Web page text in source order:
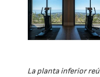
La planta inferior